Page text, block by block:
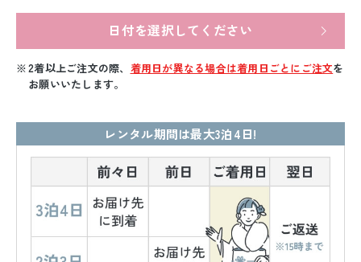
日付を選択してください
2着以上ご注文の際、 着用日が異なる場合は着用日ごとにご注文を
お願いいたします。
レンタル期間は最大3泊4日!